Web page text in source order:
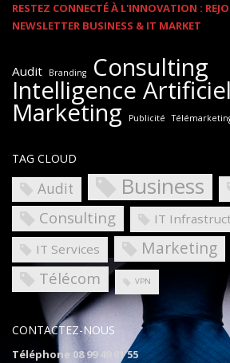
RESTEZ CONNECTÉ À L'INNOVATION :
NEWSLETTER BUSINESS & IT MARKET
Audit Branding Consulting
Intelligence
Marketing Publicité
TAG CLOUD
Audit Business
Consulting
IT
IT Services
Marketing
Télécom VPN
CONTACTEZ-NOUS
Téléphone 08 99 49 01 55